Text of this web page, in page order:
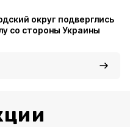
округ подверглись
со стороны Украины